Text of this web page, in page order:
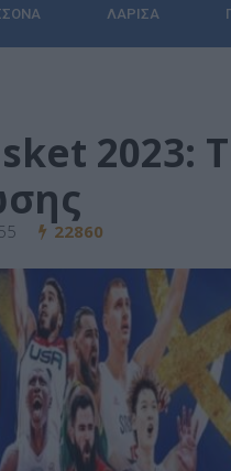
ΛΆΡΙΣΑ
2023:
22860